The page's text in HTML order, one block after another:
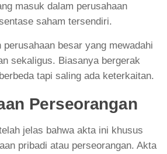
masuk dalam perusahaan
saham tersendiri.
perusahaan besar yang mewadahi
sekaligus. Biasanya bergerak
tapi saling ada keterkaitan.
Perseorangan
jelas bahwa akta ini khusus
pribadi atau perseorangan. Akta